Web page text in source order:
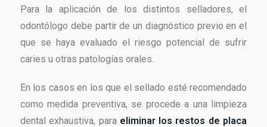
Para la aplicación de los distintos selladores, el
odontólogo debe partir de un diagnóstico previo en el
que se haya evaluado el riesgo potencial de sufrir
caries u otras patologías orales.
En los casos en los que el sellado esté recomendado
como medida preventiva, se procede a una limpieza
dental exhaustiva, para eliminar los restos de placa